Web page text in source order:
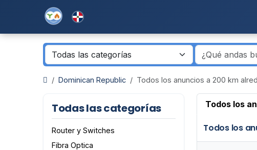
Dominican Republic Todos los anuncios a 200 km
Todas las categorías
Router y Switches
Fibra Optica
Todos los
Todos los